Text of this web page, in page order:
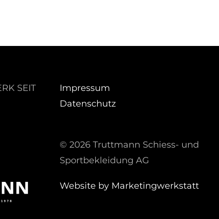
SEIT
Impressum
Datenschutz
© 2026 Truttmann Schiess- und
Sportbekleidung AG
Website by Marketingwerkstatt